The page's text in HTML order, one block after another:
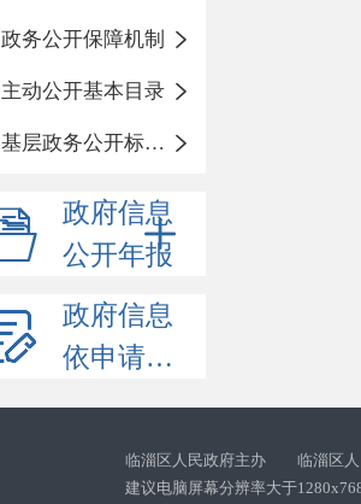
政务公开保障机制
主动公开基本目录
基层政务公开标准化目录
政府信息
公开年报
政府信息
依申请公开
临淄区人民政府主办 临淄区人
建议电脑屏幕分辨率大于